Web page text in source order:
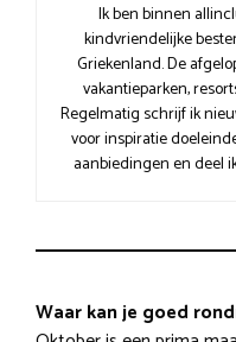
Ik ben binnen
kindvriendelijke
Griekenland. De
vakantieparken,
Regelmatig schrijf ik
voor inspiratie
aanbiedingen en deel
Waar kan je goed